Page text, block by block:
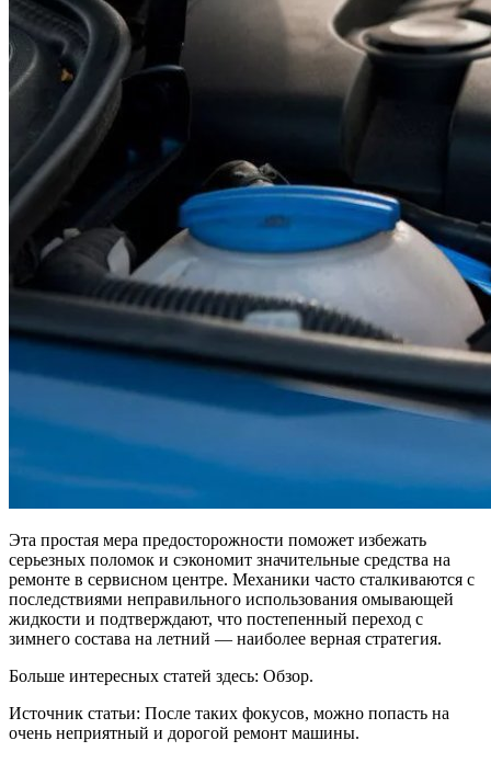
Эта простая мера предосторожности поможет избежать
серьезных поломок и сэкономит значительные средства на
ремонте в сервисном центре. Механики часто сталкиваются с
последствиями неправильного использования омывающей
жидкости и подтверждают, что постепенный переход с
зимнего состава на летний — наиболее верная стратегия.
Больше интересных статей здесь: Обзор.
Источник статьи: После таких фокусов, можно попасть на
очень неприятный и дорогой ремонт машины.